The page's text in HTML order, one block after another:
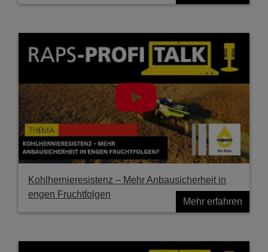
Kohlhernieresistenz – Mehr Anbausicherheit in
engen Fruchtfolgen
Mehr erfahren